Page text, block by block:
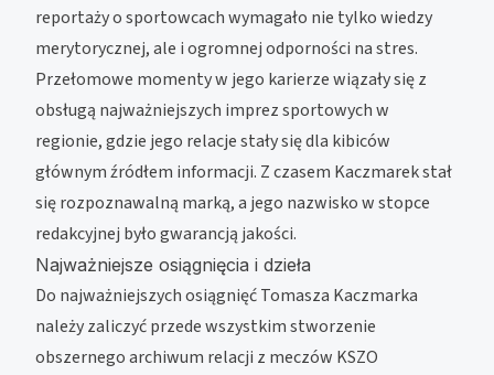
reportaży o sportowcach wymagało nie tylko wiedzy
merytorycznej, ale i ogromnej odporności na stres.
Przełomowe momenty w jego karierze wiązały się z
obsługą najważniejszych imprez sportowych w
regionie, gdzie jego relacje stały się dla kibiców
głównym źródłem informacji. Z czasem Kaczmarek stał
się rozpoznawalną marką, a jego nazwisko w stopce
redakcyjnej było gwarancją jakości.
Najważniejsze osiągnięcia i dzieła
Do najważniejszych osiągnięć Tomasza Kaczmarka
należy zaliczyć przede wszystkim stworzenie
obszernego archiwum relacji z meczów KSZO